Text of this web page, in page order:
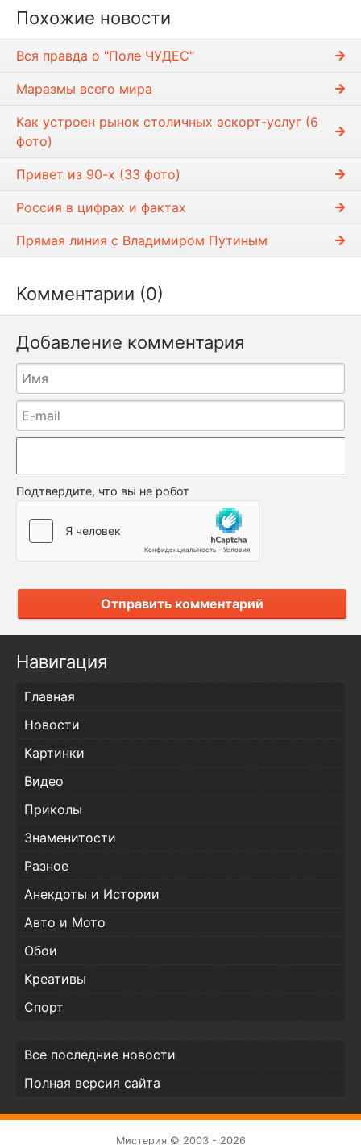
е
и
Похожие новости
Вся правда о "Поле ЧУДЕС"
Маразмы всего мира
Как устроен рынок столичных эскорт-услуг (6
фото)
Привет из 90-х (33 фото)
Россия в цифрах и фактах
Прямая линия с Владимиром Путиным
Комментарии (0)
Добавление комментария
Подтвердите, что вы не робот
Отправить комментарий
Навигация
Главная
Новости
Картинки
Видео
Приколы
Знаменитости
Разное
Анекдоты и Истории
Авто и Мото
Обои
Креативы
Спорт
Все последние новости
Полная версия сайта
Мистерия © 2003 - 2026